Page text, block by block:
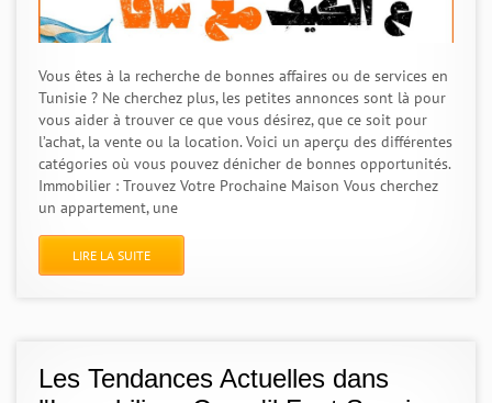
Vous êtes à la recherche de bonnes affaires ou de services en
Tunisie ? Ne cherchez plus, les petites annonces sont là pour
vous aider à trouver ce que vous désirez, que ce soit pour
l’achat, la vente ou la location. Voici un aperçu des différentes
catégories où vous pouvez dénicher de bonnes opportunités.
Immobilier : Trouvez Votre Prochaine Maison Vous cherchez
un appartement, une
LIRE LA SUITE
Les Tendances Actuelles dans